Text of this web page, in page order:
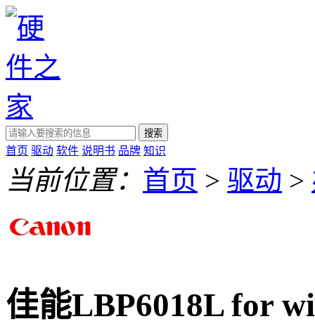
搜索
首页 驱动 软件 说明书 品牌 知识
当前位置： 首页 > 驱动 >
佳能LBP6018L for